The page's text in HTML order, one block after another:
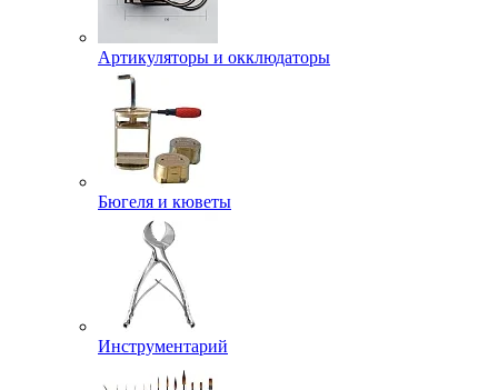
Артикуляторы и окклюдаторы
Бюгеля и кюветы
Инструментарий